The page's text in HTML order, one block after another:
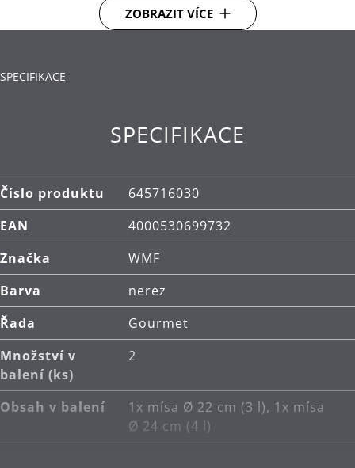
Čištění: lze mýt v myčce.
ZOBRAZIT VÍCE
SPECIFIKACE
SPECIFIKACE
Číslo produktu
645716030
EAN
4000530699732
Značka
WMF
Barva
nerez
Řada
Gourmet
Množství v
balení (ks)
2
Obsah v balení
1x mísa Ø 22 cm (3 l), 1x mísa
Ø 24 cm (4 l)